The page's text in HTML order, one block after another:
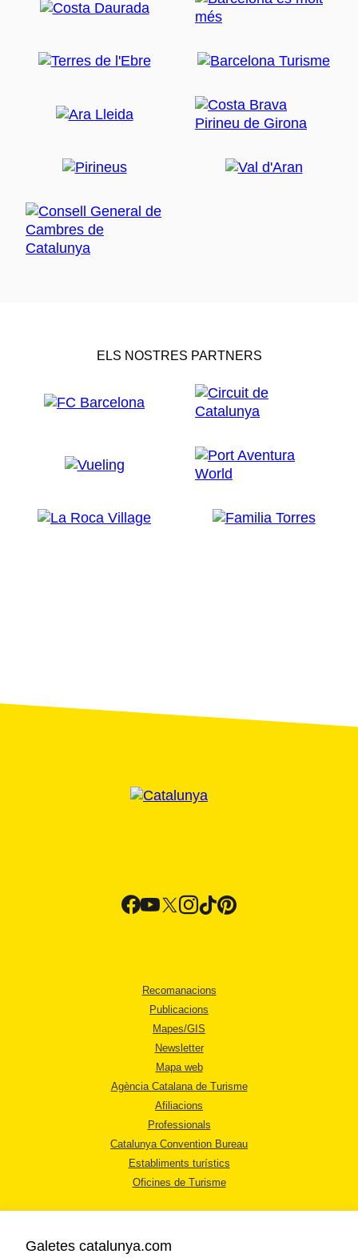
ELS NOSTRES PARTNERS
Recomanacions
Publicacions
Mapes/GIS
Newsletter
Mapa web
Agència Catalana de Turisme
Afiliacions
Professionals
Catalunya Convention Bureau
Establiments turístics
Oficines de Turisme
Galetes catalunya.com